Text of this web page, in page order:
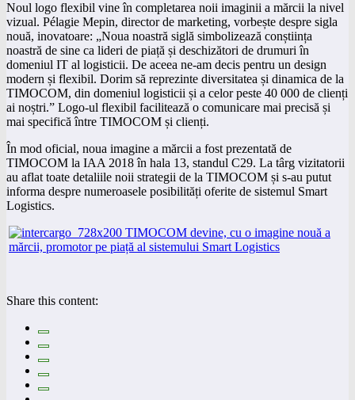
Noul logo flexibil vine în completarea noii imaginii a mărcii la nivel
vizual. Pélagie Mepin, director de marketing, vorbește despre sigla
nouă, inovatoare: „Noua noastră siglă simbolizează conștiința
noastră de sine ca lideri de piață și deschizători de drumuri în
domeniul IT al logisticii. De aceea ne-am decis pentru un design
modern și flexibil. Dorim să reprezinte diversitatea și dinamica de la
TIMOCOM, din domeniul logisticii și a celor peste 40 000 de clienți
ai noștri.” Logo-ul flexibil facilitează o comunicare mai precisă și
mai specifică între TIMOCOM și clienți.
În mod oficial, noua imagine a mărcii a fost prezentată de
TIMOCOM la IAA 2018 în hala 13, standul C29. La târg vizitatorii
au aflat toate detaliile noii strategii de la TIMOCOM și s-au putut
informa despre numeroasele posibilități oferite de sistemul Smart
Logistics.
Share this content: